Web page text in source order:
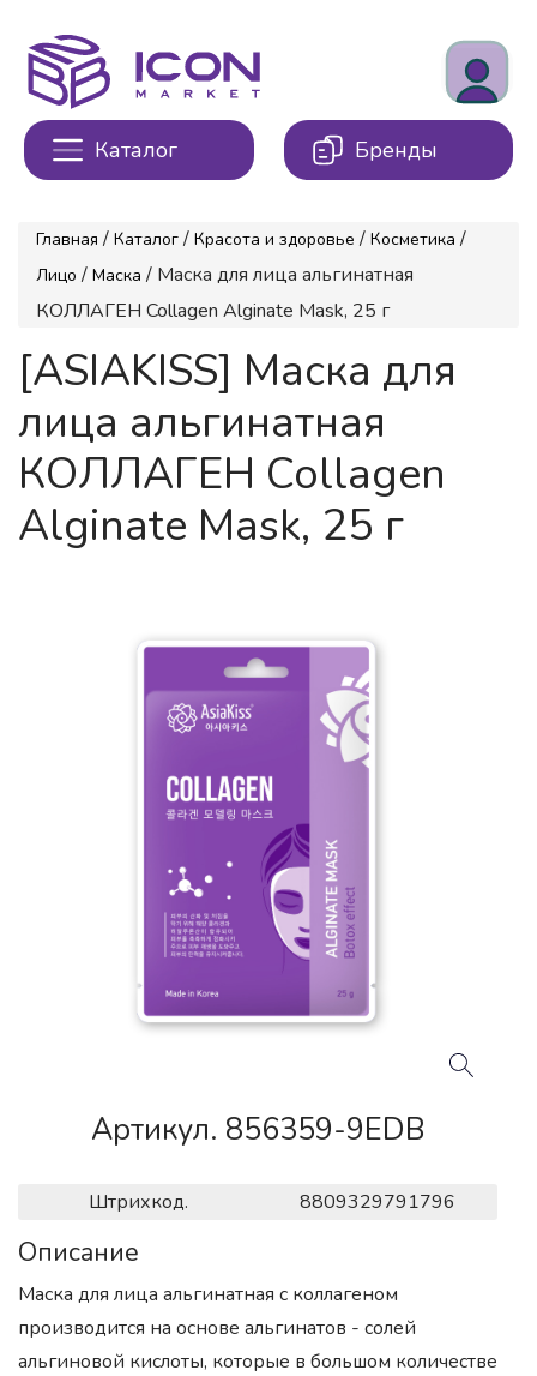
Каталог Бренды
Главная / Каталог / Красота и здоровье / Косметика /
Лицо / Маска / Маска для лица альгинатная
КОЛЛАГЕН Collagen Alginate Mask, 25 г
[ASIAKISS] Маска для
лица альгинатная
КОЛЛАГЕН Collagen
Alginate Mask, 25 г
Артикул. 856359-9EDB
Штрихкод. 8809329791796
Описание
Маска для лица альгинатная с коллагеном
производится на основе альгинатов - солей
альгиновой кислоты, которые в большом количестве